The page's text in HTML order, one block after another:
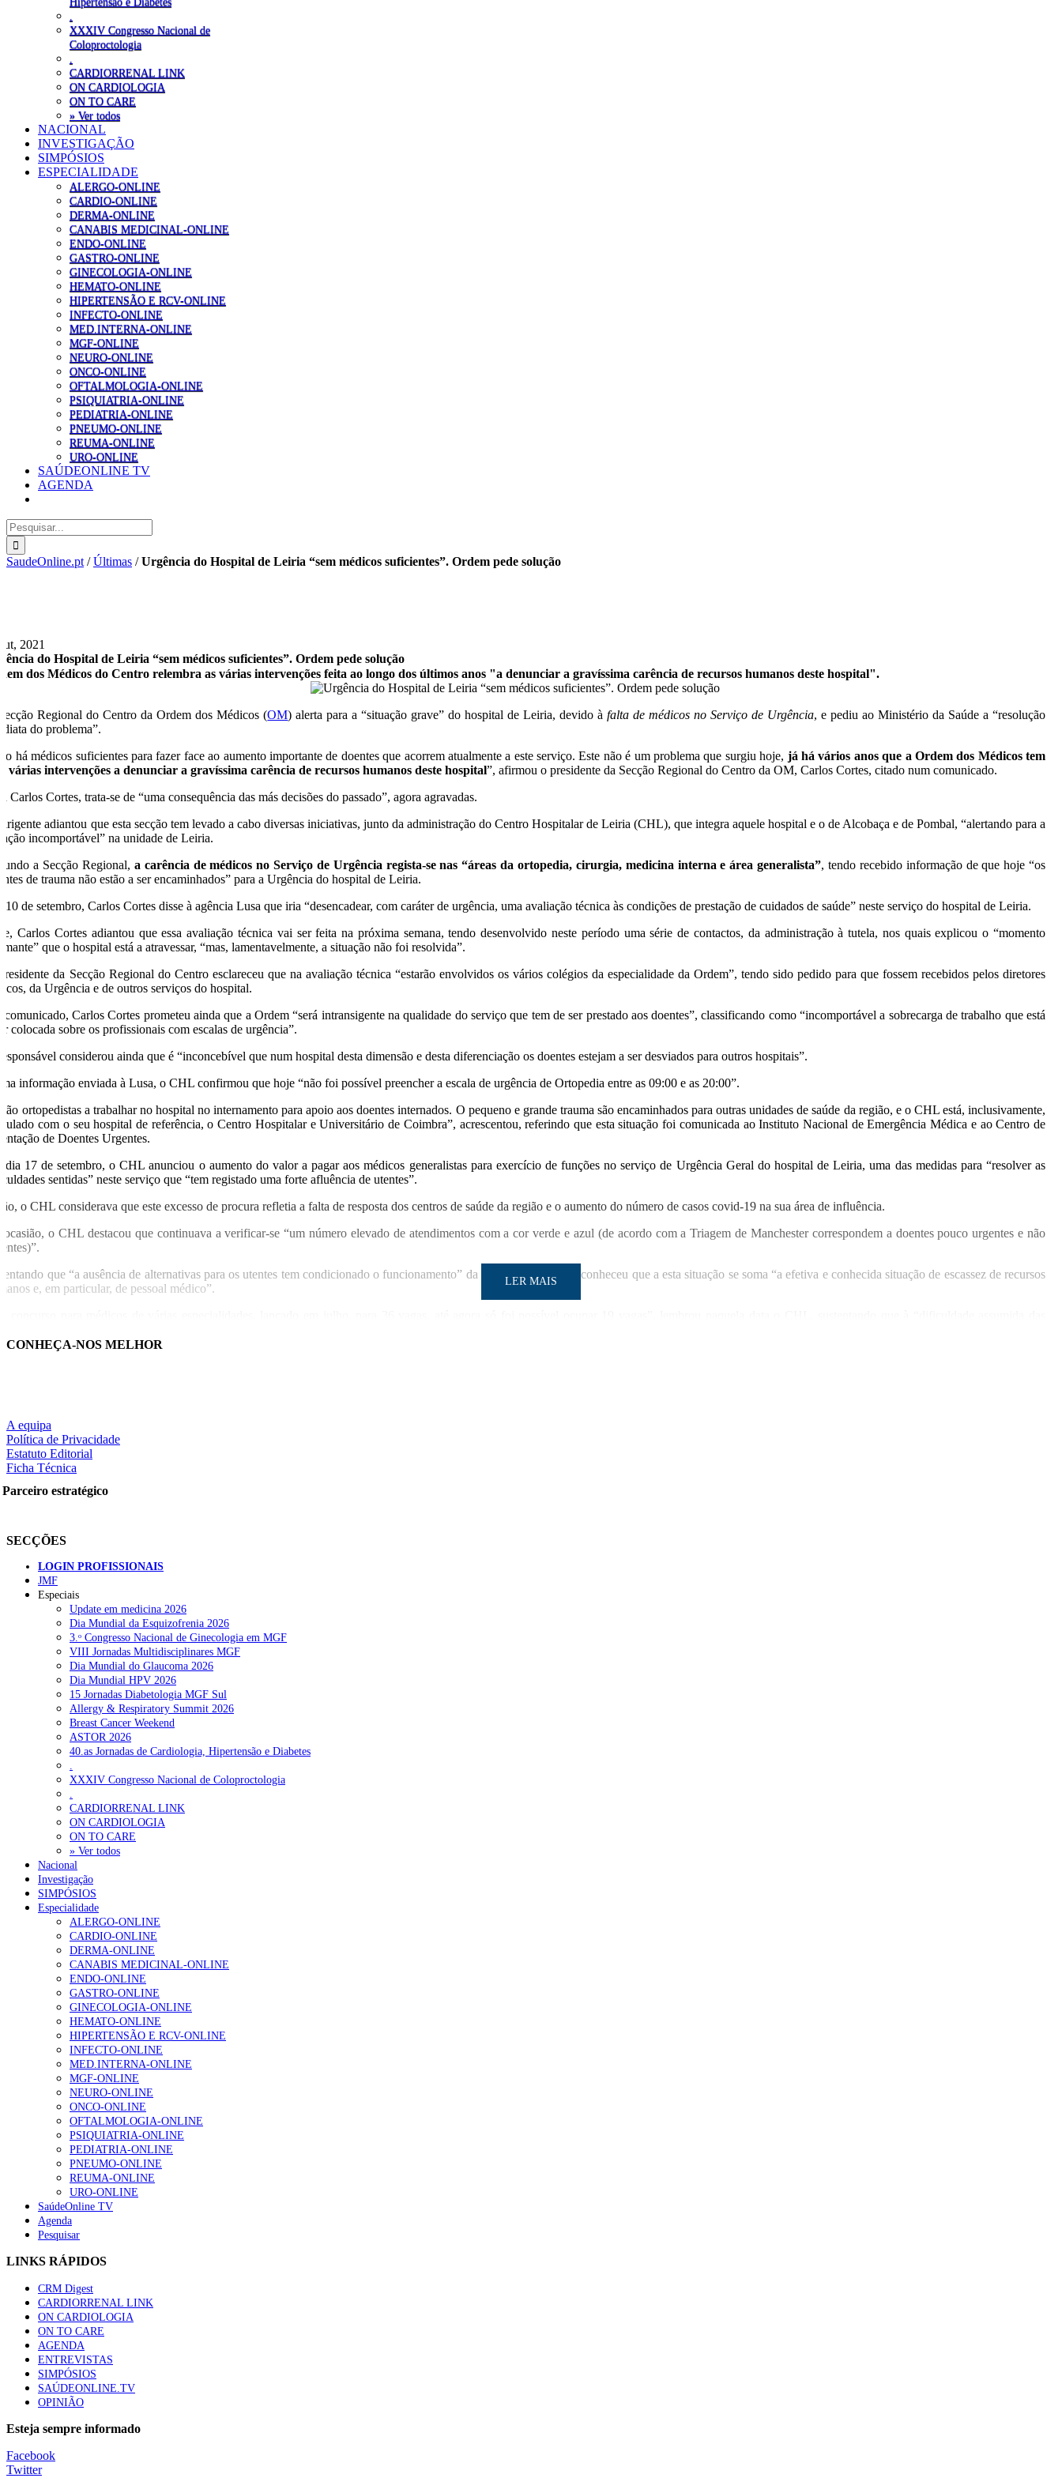
XXXIV Congresso Nacional de
Coloproctologia
CARDIORRENAL LINK
ON CARDIOLOGIA
ON TO CARE
» Ver todos
NACIONAL
INVESTIGAÇÃO
SIMPÓSIOS
ESPECIALIDADE
ALERGO-ONLINE
CARDIO-ONLINE
DERMA-ONLINE
CANABIS MEDICINAL-ONLINE
ENDO-ONLINE
GASTRO-ONLINE
GINECOLOGIA-ONLINE
HEMATO-ONLINE
HIPERTENSÃO E RCV-ONLINE
INFECTO-ONLINE
MED.INTERNA-ONLINE
MGF-ONLINE
NEURO-ONLINE
ONCO-ONLINE
OFTALMOLOGIA-ONLINE
PSIQUIATRIA-ONLINE
PEDIATRIA-ONLINE
PNEUMO-ONLINE
REUMA-ONLINE
URO-ONLINE
SAÚDEONLINE TV
AGENDA
Pesquisar
SaudeOnline.pt /Últimas /Urgência do Hospital de Leiria “sem médicos suficientes”. Ordem pede solução
2021
do Hospital de Leiria “sem médicos suficientes”. Ordem pede solução
dos Médicos do Centro relembra as várias intervenções feita ao longo dos últimos anos "a denunciar a gravíssima carência de recursos humanos deste hospital".
Regional do Centro da Ordem dos Médicos (OM) alerta para a “situação grave” do hospital de Leiria, devido à falta de médicos no Serviço de Urgência, e pediu ao Ministério da Saúde a “resolução
do problema”.
há médicos suficientes para fazer face ao aumento importante de doentes que acorrem atualmente a este serviço. Este não é um problema que surgiu hoje, já há vários anos que a Ordem dos Médicos tem
várias intervenções a denunciar a gravíssima carência de recursos humanos deste hospital”, afirmou o presidente da Secção Regional do Centro da OM, Carlos Cortes, citado num comunicado.
Carlos Cortes, trata-se de “uma consequência das más decisões do passado”, agora agravadas.
adiantou que esta secção tem levado a cabo diversas iniciativas, junto da administração do Centro Hospitalar de Leiria (CHL), que integra aquele hospital e o de Alcobaça e de Pombal, “alertando para a
incomportável” na unidade de Leiria.
a Secção Regional, a carência de médicos no Serviço de Urgência regista-se nas “áreas da ortopedia, cirurgia, medicina interna e área generalista”, tendo recebido informação de que hoje “os
de trauma não estão a ser encaminhados” para a Urgência do hospital de Leiria.
10 de setembro, Carlos Cortes disse à agência Lusa que iria “desencadear, com caráter de urgência, uma avaliação técnica às condições de prestação de cuidados de saúde” neste serviço do hospital de Leiria.
Carlos Cortes adiantou que essa avaliação técnica vai ser feita na próxima semana, tendo desenvolvido neste período uma série de contactos, da administração à tutela, nos quais explicou o “momento
que o hospital está a atravessar, “mas, lamentavelmente, a situação não foi resolvida”.
da Secção Regional do Centro esclareceu que na avaliação técnica “estarão envolvidos os vários colégios da especialidade da Ordem”, tendo sido pedido para que fossem recebidos pelos diretores
da Urgência e de outros serviços do hospital.
comunicado, Carlos Cortes prometeu ainda que a Ordem “será intransigente na qualidade do serviço que tem de ser prestado aos doentes”, classificando como “incomportável a sobrecarga de trabalho que está
colocada sobre os profissionais com escalas de urgência”.
considerou ainda que é “inconcebível que num hospital desta dimensão e desta diferenciação os doentes estejam a ser desviados para outros hospitais”.
informação enviada à Lusa, o CHL confirmou que hoje “não foi possível preencher a escala de urgência de Ortopedia entre as 09:00 e as 20:00”.
ortopedistas a trabalhar no hospital no internamento para apoio aos doentes internados. O pequeno e grande trauma são encaminhados para outras unidades de saúde da região, e o CHL está, inclusivamente,
com o seu hospital de referência, o Centro Hospitalar e Universitário de Coimbra”, acrescentou, referindo que esta situação foi comunicada ao Instituto Nacional de Emergência Médica e ao Centro de
de Doentes Urgentes.
dia 17 de setembro, o CHL anunciou o aumento do valor a pagar aos médicos generalistas para exercício de funções no serviço de Urgência Geral do hospital de Leiria, uma das medidas para “resolver as
sentidas” neste serviço que “tem registado uma forte afluência de utentes”.
o CHL considerava que este excesso de procura refletia a falta de resposta dos centros de saúde da região e o aumento do número de casos covid-19 na sua área de influência.
ocasião, o CHL destacou que continuava a verificar-se “um número elevado de atendimentos com a cor verde e azul (de acordo com a Triagem de Manchester correspondem a doentes pouco urgentes e não
que “a ausência de alternativas para os utentes tem condicionado o funcionamento” da Urgência, o CHL reconheceu que a esta situação se soma “a efetiva e conhecida situação de escassez de recursos
e, em particular, de pessoal médico”.
em regime presencial, todo o ano.
nas redes sociais:
RECENTES
Quase 11.900 jovens recorreram aos cheques psicólogo e nutricionista no primeiro mês
ULS de Coimbra estreia cirurgia endoscópica do ouvido com apoio robótico em Portugal
Enfermeiros exigem esclarecimentos sobre eventual gestão privada da ULS do Algarve
Ordem dos Médicos alerta para riscos no novo sistema de acesso a consultas e cirurgias
Portugal está a formar os médicos de que precisa?
MAIS LIDAS
Enfermagem Forense. “Da urgência ao tribunal, cada gesto conta e cada profissional faz a diferença”
203 visualizações
1.º Episódio do Podcast “Frequência Cardio – Sintoniza-te na Insuficiência Cardíaca” da Bayer
169 visualizações
Alguns milhares de utentes podem ficar sem médico de família com nova regras do registo, alerta associação
132 visualizações
“Os programas de rastreio do cancro do pulmão são custo-efetivos e representam um investimento sustentável para os sistemas de saúde”
93 visualizações
Quase quatro em cada dez doentes com enfarte apresentavam níveis elevados de Lp(a), revela estudo
87 visualizações
Trodelvy aprovado para primeira linha no cancro da mama triplo negativo metastático em doentes não elegíveis para inibidores PD-(L)1
61 visualizações
MAIS NOTÍCIAS
Quase 11.900 jovens recorreram aos cheques psicólogo e nutricionista no primeiro mês
LER MAIS
CONHEÇA-NOS MELHOR
A equipa
Política de Privacidade
Estatuto Editorial
Ficha Técnica
Parceiro estratégico
SECÇÕES
LOGIN PROFISSIONAIS
JMF
Especiais
Update em medicina 2026
Dia Mundial da Esquizofrenia 2026
3.ᵒ Congresso Nacional de Ginecologia em MGF
VIII Jornadas Multidisciplinares MGF
Dia Mundial do Glaucoma 2026
Dia Mundial HPV 2026
15 Jornadas Diabetologia MGF Sul
Allergy & Respiratory Summit 2026
Breast Cancer Weekend
ASTOR 2026
40.as Jornadas de Cardiologia, Hipertensão e Diabetes
.
XXXIV Congresso Nacional de Coloproctologia
.
CARDIORRENAL LINK
ON CARDIOLOGIA
ON TO CARE
» Ver todos
Nacional
Investigação
SIMPÓSIOS
Especialidade
ALERGO-ONLINE
CARDIO-ONLINE
DERMA-ONLINE
CANABIS MEDICINAL-ONLINE
ENDO-ONLINE
GASTRO-ONLINE
GINECOLOGIA-ONLINE
HEMATO-ONLINE
HIPERTENSÃO E RCV-ONLINE
INFECTO-ONLINE
MED.INTERNA-ONLINE
MGF-ONLINE
NEURO-ONLINE
ONCO-ONLINE
OFTALMOLOGIA-ONLINE
PSIQUIATRIA-ONLINE
PEDIATRIA-ONLINE
PNEUMO-ONLINE
REUMA-ONLINE
URO-ONLINE
SaúdeOnline TV
Agenda
Pesquisar
LINKS RÁPIDOS
CRM Digest
CARDIORRENAL LINK
ON CARDIOLOGIA
ON TO CARE
AGENDA
ENTREVISTAS
SIMPÓSIOS
SAÚDEONLINE.TV
OPINIÃO
Esteja sempre informado
Facebook
Twitter